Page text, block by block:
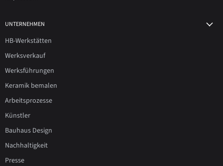
UNTERNEHMEN
HB-Werkstätten
Werksverkauf
Werksführungen
Keramik bemalen
Arbeitsprozesse
Künstler
Bauhaus Design
Nachhaltigkeit
Presse